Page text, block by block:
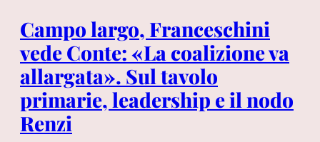
Campo largo, Franceschini
vede Conte: «La coalizione va
allargata». Sul tavolo
primarie, leadership e il nodo
Renzi